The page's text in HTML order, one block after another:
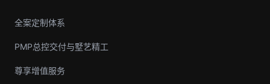
全案定制体系
PMP总控交付与墅艺精工
尊享增值服务